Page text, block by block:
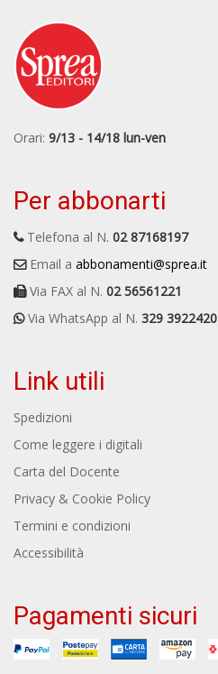
Orari: 9/13 - 14/18 lun-ven
Per abbonarti
Telefona al N. 02 87168197
Email a abbonamenti@sprea.it
Via FAX al N. 02 56561221
Via WhatsApp al N. 329 3922420
Link utili
Spedizioni
Come leggere i digitali
Carta del Docente
Privacy & Cookie Policy
Termini e condizioni
Accessibilità
Pagamenti sicuri